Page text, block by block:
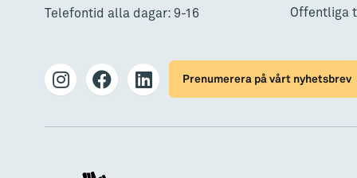
Telefontid alla dagar: 9-16
Offentliga
Prenumerera på vårt nyhetsbrev